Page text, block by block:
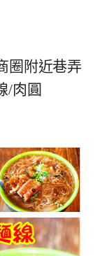
圈附近巷弄
/肉圓